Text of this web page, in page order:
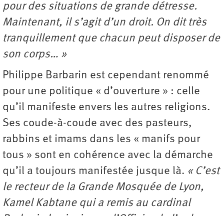
pour des situations de grande détresse.
Maintenant, il s’agit d’un droit. On dit très
tranquillement que chacun peut disposer de
son corps… »
Philippe Barbarin est cependant renommé
pour une politique « d’ouverture » : celle
qu’il manifeste envers les autres religions.
Ses coude-à-coude avec des pasteurs,
rabbins et imams dans les « manifs pour
tous » sont en cohérence avec la démarche
qu’il a toujours manifestée jusque là. « C’est
le recteur de la Grande Mosquée de Lyon,
Kamel Kabtane qui a remis au cardinal